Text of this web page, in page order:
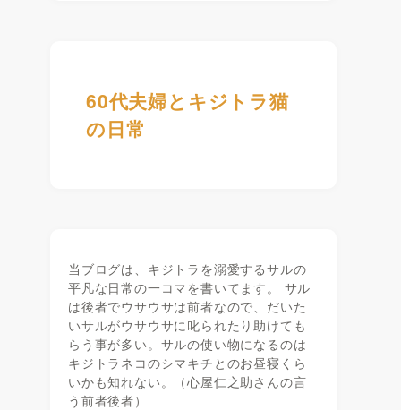
60代夫婦とキジトラ猫
の日常
当ブログは、キジトラを溺愛するサルの
平凡な日常の一コマを書いてます。 サル
は後者でウサウサは前者なので、だいた
いサルがウサウサに叱られたり助けても
らう事が多い。サルの使い物になるのは
キジトラネコのシマキチとのお昼寝くら
いかも知れない。（心屋仁之助さんの言
う前者後者）